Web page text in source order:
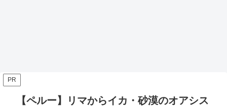
PR
【ペルー】リマからイカ・砂漠のオアシス